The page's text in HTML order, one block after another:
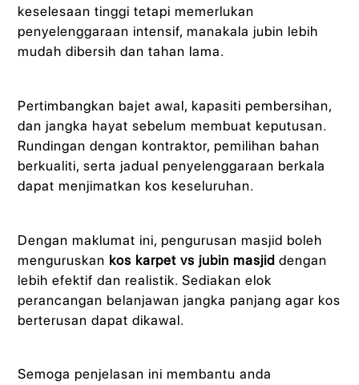
keselesaan tinggi tetapi memerlukan
penyelenggaraan intensif, manakala jubin lebih
mudah dibersih dan tahan lama.
Pertimbangkan bajet awal, kapasiti pembersihan,
dan jangka hayat sebelum membuat keputusan.
Rundingan dengan kontraktor, pemilihan bahan
berkualiti, serta jadual penyelenggaraan berkala
dapat menjimatkan kos keseluruhan.
Dengan maklumat ini, pengurusan masjid boleh
menguruskan kos karpet vs jubin masjid dengan
lebih efektif dan realistik. Sediakan elok
perancangan belanjawan jangka panjang agar kos
berterusan dapat dikawal.
Semoga penjelasan ini membantu anda